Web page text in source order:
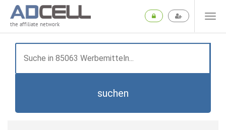
the affiliate network
suchen